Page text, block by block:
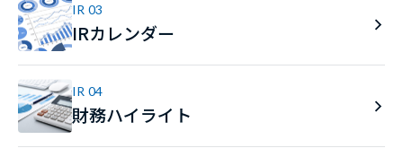
IR 03
IRカレンダー
IR 04
財務ハイライト